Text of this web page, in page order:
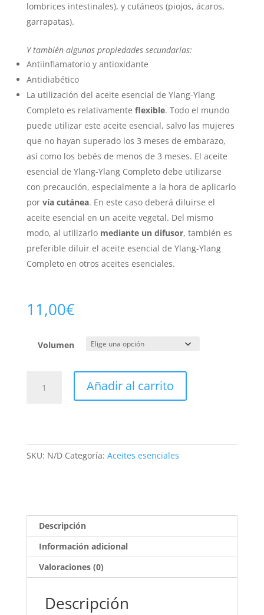
lombrices intestinales), y cutáneos (piojos, ácaros,
garrapatas).
Y también algunas propiedades secundarias:
Antiinflamatorio y antioxidante
Antidiabético
La utilización del aceite esencial de Ylang-Ylang
Completo es relativamente flexible. Todo el mundo
puede utilizar este aceite esencial, salvo las mujeres
que no hayan superado los 3 meses de embarazo,
así como los bebés de menos de 3 meses. El aceite
esencial de Ylang-Ylang Completo debe utilizarse
con precaución, especialmente a la hora de aplicarlo
por vía cutánea. En este caso deberá diluirse el
aceite esencial en un aceite vegetal. Del mismo
modo, al utilizarlo mediante un difusor, también es
preferible diluir el aceite esencial de Ylang-Ylang
Completo en otros aceites esenciales.
11,00€
Volumen
ylang
Añadir al carrito
SKU: N/D Categoría: Aceites esenciales
Descripción
Información adicional
Valoraciones (0)
Descripción